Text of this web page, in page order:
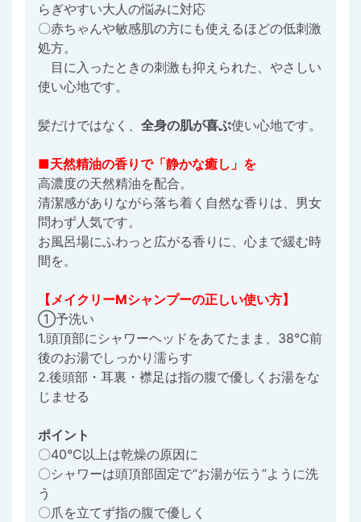
らぎやすい大人の悩みに対応
〇赤ちゃんや敏感肌の方にも使えるほどの低刺激
処方。
目に入ったときの刺激も抑えられた、やさしい
使い心地です。
髪だけではなく、 全身の肌が喜ぶ使い心地です。
■天然精油の香りで「静かな癒し」を
高濃度の天然精油を配合。
清潔感がありながら落ち着く自然な香りは、男女
問わず人気です。
お風呂場にふわっと広がる香りに、心まで緩む時
間を。
【メイクリーMシャンプーの正しい使い方】
①予洗い
1.頭頂部にシャワーヘッドをあてたまま、38℃前
後のお湯でしっかり濡らす
2.後頭部・耳裏・襟足は指の腹で優しくお湯をな
じませる
ポイント
〇40℃以上は乾燥の原因に
〇シャワーは頭頂部固定で“お湯が伝う”ように洗
う
〇爪を立てず指の腹で優しく